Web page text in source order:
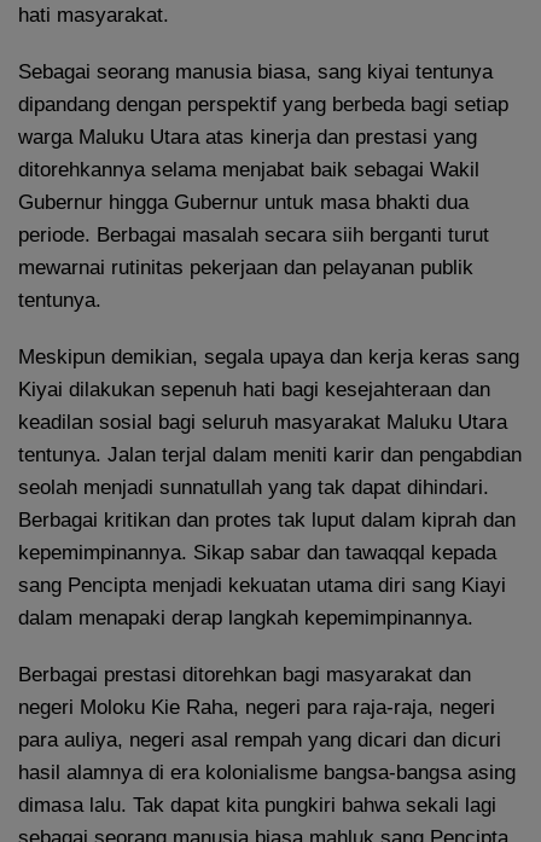
hati masyarakat.
Sebagai seorang manusia biasa, sang kiyai tentunya
dipandang dengan perspektif yang berbeda bagi setiap
warga Maluku Utara atas kinerja dan prestasi yang
ditorehkannya selama menjabat baik sebagai Wakil
Gubernur hingga Gubernur untuk masa bhakti dua
periode. Berbagai masalah secara siih berganti turut
mewarnai rutinitas pekerjaan dan pelayanan publik
tentunya.
Meskipun demikian, segala upaya dan kerja keras sang
Kiyai dilakukan sepenuh hati bagi kesejahteraan dan
keadilan sosial bagi seluruh masyarakat Maluku Utara
tentunya. Jalan terjal dalam meniti karir dan pengabdian
seolah menjadi sunnatullah yang tak dapat dihindari.
Berbagai kritikan dan protes tak luput dalam kiprah dan
kepemimpinannya. Sikap sabar dan tawaqqal kepada
sang Pencipta menjadi kekuatan utama diri sang Kiayi
dalam menapaki derap langkah kepemimpinannya.
Berbagai prestasi ditorehkan bagi masyarakat dan
negeri Moloku Kie Raha, negeri para raja-raja, negeri
para auliya, negeri asal rempah yang dicari dan dicuri
hasil alamnya di era kolonialisme bangsa-bangsa asing
dimasa lalu. Tak dapat kita pungkiri bahwa sekali lagi